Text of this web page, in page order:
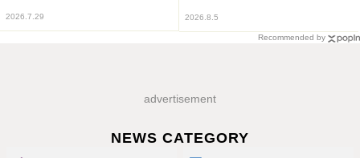
2026.7.29 2026.8.5
Recommended by
advertisement
NEWS CATEGORY